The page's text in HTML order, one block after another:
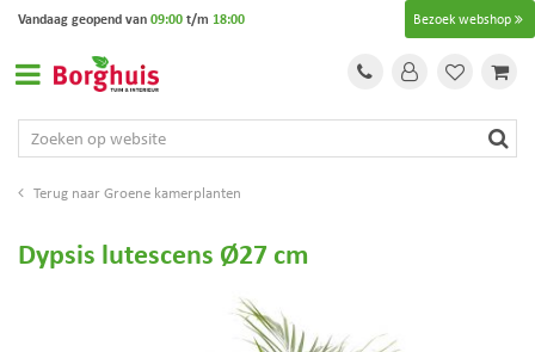
Groene kamerplanten
Bezoek webshop
Vandaag geopend van09:00t/m 18:00
Dypsis lutescens Ø27 cm